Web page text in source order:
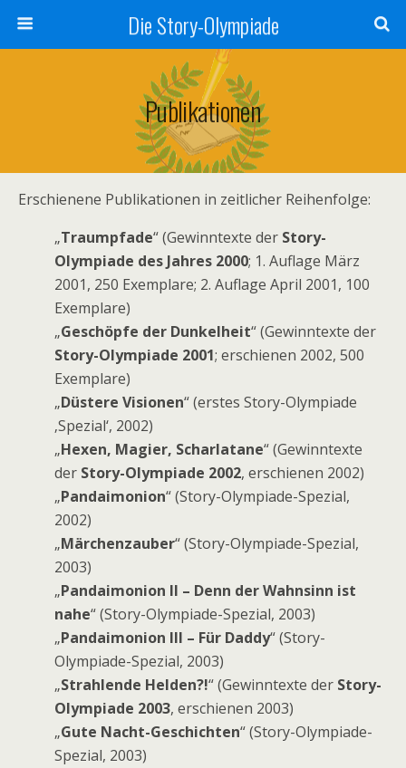
Die Story-Olympiade
Publikationen
Erschienene Publikationen in zeitlicher Reihenfolge:
„Traumpfade“ (Gewinntexte der Story-
Olympiade des Jahres 2000; 1. Auflage März
2001, 250 Exemplare; 2. Auflage April 2001, 100
Exemplare)
„Geschöpfe der Dunkelheit“ (Gewinntexte der
Story-Olympiade 2001; erschienen 2002, 500
Exemplare)
„Düstere Visionen“ (erstes Story-Olympiade
‚Spezial‘, 2002)
„Hexen, Magier, Scharlatane“ (Gewinntexte
der Story-Olympiade 2002, erschienen 2002)
„Pandaimonion“ (Story-Olympiade-Spezial,
2002)
„Märchenzauber“ (Story-Olympiade-Spezial,
2003)
„Pandaimonion II – Denn der Wahnsinn ist
nahe“ (Story-Olympiade-Spezial, 2003)
„Pandaimonion III – Für Daddy“ (Story-
Olympiade-Spezial, 2003)
„Strahlende Helden?!“ (Gewinntexte der Story-
Olympiade 2003, erschienen 2003)
„Gute Nacht-Geschichten“ (Story-Olympiade-
Spezial, 2003)